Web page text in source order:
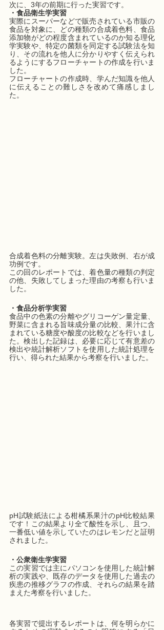
次に、3年の前期に行った実習です。
・食品衛生学実習
実際にスーパーなどで販売されている市販の
食品を対象に、どの種類の合成着色料、食品
添加物がどの程度含まれているのか知る理化
学実験や、特定の菌類を同定する試験法を知
り、その流れを他人に分かりやすく伝えられ
るようにするフローチャートの作成を行いま
した。
フローチャートの作成時、学んだ知識を他人
に伝えることの難しさを改めて痛感しまし
た。
合成着色料の分離実験。左は失敗例、右が成
功例です。
この回のレポートでは、着色量の種類の判定
の他、失敗してしまった理由の考察も行いま
した。
・食品分析学実習
食品中の色素の分離やグリコーゲン量定量、
野菜に含まれる旨味成分量の比較、果汁に含
まれている糖度や酸度の比較などを行いまし
た。検出した記録は、必要に応じて有意差の
検出や統計解析ソフトを使用した統計処理を
行い、得られた結果から考察を行いました。
pH試験紙法による柑橘系果汁のpH比較結果
です！この結果より全て酸性を示し、且つ、
一番低い値を示していたのはレモンだと証明
されました。
・公衆衛生学実習
この実習では主にパソコンを使用した統計解
析の実践や、既存のデータを使用した過去の
疾患の推移グラフの作成、それらの結果を踏
まえた考察を行いました。
各実習で提出するレポートは、何を明らかに